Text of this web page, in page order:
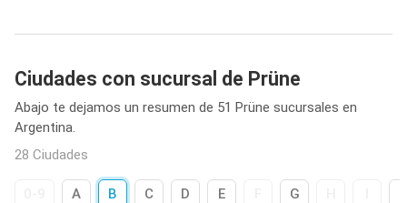
Ciudades con sucursal de Prüne
Abajo te dejamos un resumen de 51 Prüne sucursales en
Argentina.
28 Ciudades
A B C D E G